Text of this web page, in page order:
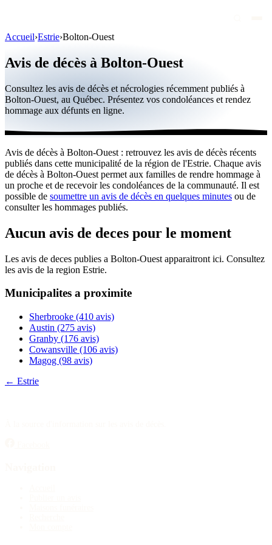
Personnalités publiques
Québec
Canada
International
Par région
Par ville
Maisons funéraires
Éternea
Accueil›Estrie›Bolton-Ouest
Avis de décès à Bolton-Ouest
Consultez les avis de décès et nécrologies récemment publiés à
Bolton-Ouest, au Québec. Présentez vos condoléances et rendez
hommage aux défunts en ligne.
Avis de décès à Bolton-Ouest : retrouvez les avis de décès récents
publiés dans cette municipalité de la région de l'Estrie. Chaque avis
de décès à Bolton-Ouest permet aux familles de rendre hommage à
un proche et de recevoir les condoléances de la communauté. Il est
possible de soumettre un avis de décès en quelques minutes ou de
consulter les hommages publiés.
Aucun avis de deces pour le moment
Les avis de deces publies a Bolton-Ouest apparaitront ici. Consultez
les avis de la region Estrie.
Municipalites a proximite
Sherbrooke (410 avis)
Austin (275 avis)
Granby (176 avis)
Cowansville (106 avis)
Magog (98 avis)
← Estrie